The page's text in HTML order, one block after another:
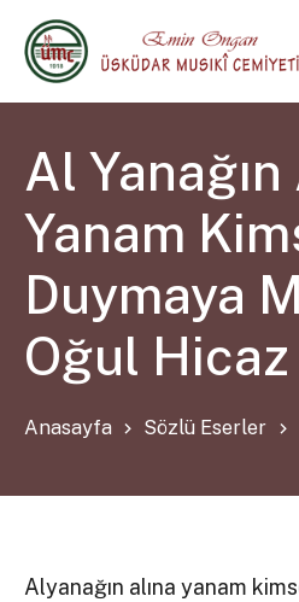
Al Yanağın
Yanam
Duymaya
Oğul Hicaz
Anasayfa Sözlü Eserler
Alyanağın alına yanam